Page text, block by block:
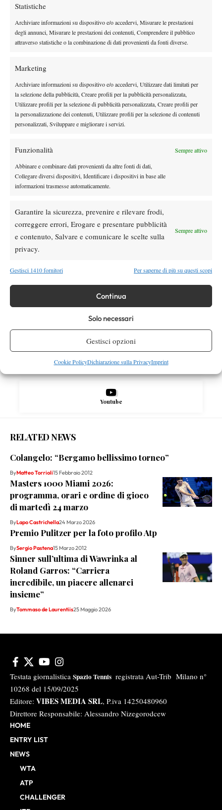
Statistiche
Archiviare informazioni su dispositivo e/o accedervi, Misurare le prestazioni
degli annunci, Misurare le prestazioni dei contenuti, Comprendere il pubblico
attraverso statistiche o la combinazione di dati provenienti da fonti diverse.
Marketing
Archiviare informazioni su dispositivo e/o accedervi, Utilizzare dati limitati per
la selezione della pubblicità, Creare profili per la pubblicità personalizzata,
Utilizzare profili per la selezione di pubblicità personalizzata, Creare profili per
la personalizzazione dei contenuti, Utilizzare profili per la selezione di contenuti
personalizzati, Sviluppare e migliorare i servizi.
Funzionalità Sempre attivo
Abbinare e combinare dati provenienti da altre fonti di dati,
Collegare diversi dispositivi, Identificare i dispositivi in base alle
informazioni trasmesse automaticamente.
Garantire la sicurezza, prevenire e rilevare frodi,
correggere errori, Erogare e presentare pubblicità
e contenuto, Salvare e comunicare le scelte sulla
privacy.
Sempre attivo
Gestisci 1410 fornitori Per saperne di più su questi scopi
Continua
Solo necessari
Gestisci opzioni
Cookie PolicyDichiarazione sulla PrivacyImprint
DI TENDENZA
Atp
Le Interviste News
Dal successo su Federer al presente a
Panama: il racconto di Diego De Vecchis tra
tennis e padel
Auger-Aliassime: “Bisogna rendere i
Masters 1000 più sostenibili per tutti”
nella storia dell’Open del Canada
X
Instagram
Youtube
RELATED NEWS
Colangelo: “Bergamo bellissimo torneo”
ByMatteo Torrioli15 Febbraio 2012
Masters 1000 Miami 2026:
programma, orari e ordine di gioco
di martedì 24 marzo
ByLapo Castrichella24 Marzo 2026
Premio Pulitzer per la foto profilo Atp
BySergio Pastena15 Marzo 2012
Sinner sull’ultima di Wawrinka al
Roland Garros: “Carriera
incredibile, un piacere allenarci
insieme”
ByTommaso de Laurentiis25 Maggio 2026
Testata giornalistica Spazio Tennis registrata Aut-Trib Milano n°
10268 del 15/09/2025
Editore: VIBES MEDIA SRL, P.iva 14250480960
Direttore Responsabile: Alessandro Nizegorodcew
HOME
ENTRY LIST
NEWS
WTA
ATP
CHALLENGER